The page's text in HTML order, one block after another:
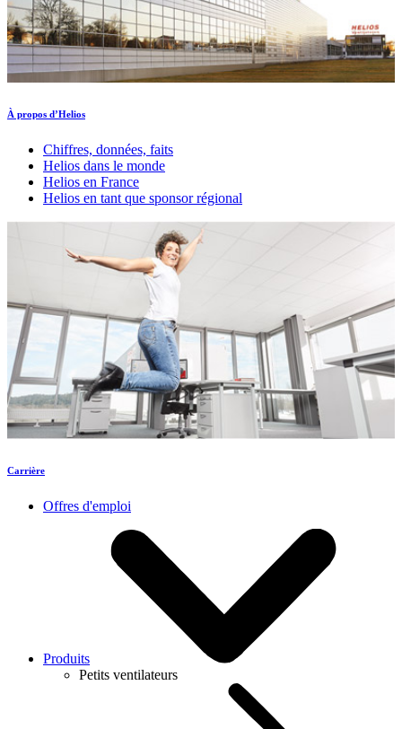
À propos d’Helios
Chiffres, données, faits
Helios dans le monde
Helios en France
Helios en tant que sponsor régional
Carrière
Offres d'emploi
Produits
Petits ventilateurs